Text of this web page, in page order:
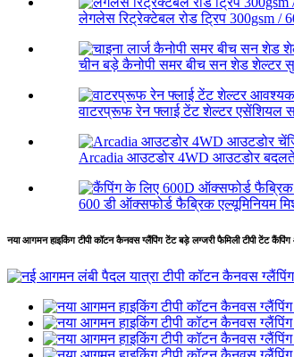
लेगलेस रिट्रेक्टेबल रोड ट्रिप 300gsm /
चीन बड़े कैनोपी समर बीच सन शेड शेल्टर
वाटरप्रूफ रेन फ्लाई टेंट शेल्टर एसेंशियल
Arcadia आउटडोर 4WD आउटडोर बदलते
600 डी ऑक्सफोर्ड फैब्रिक एल्यूमिनियम
नया आगमन हाइकिंग टीपी कॉटन कैनवस ग्लैंपिंग टेंट बड़े लग्जरी फैमिली टीपी टेंट